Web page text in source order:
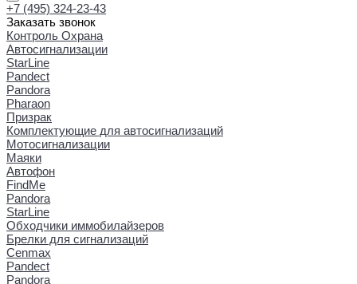
+7 (495) 324-23-43
Заказать звонок
Контроль Охрана
Автосигнализации
StarLine
Pandect
Pandora
Pharaon
Призрак
Комплектующие для автосигнализаций
Мотосигнализации
Маяки
Автофон
FindMe
Pandora
StarLine
Обходчики иммобилайзеров
Брелки для сигнализаций
Cenmax
Pandect
Pandora